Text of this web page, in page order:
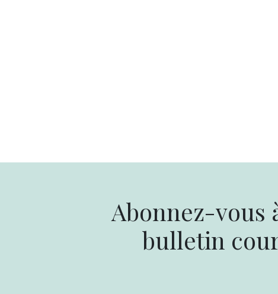
Abonnez-vous
bulletin